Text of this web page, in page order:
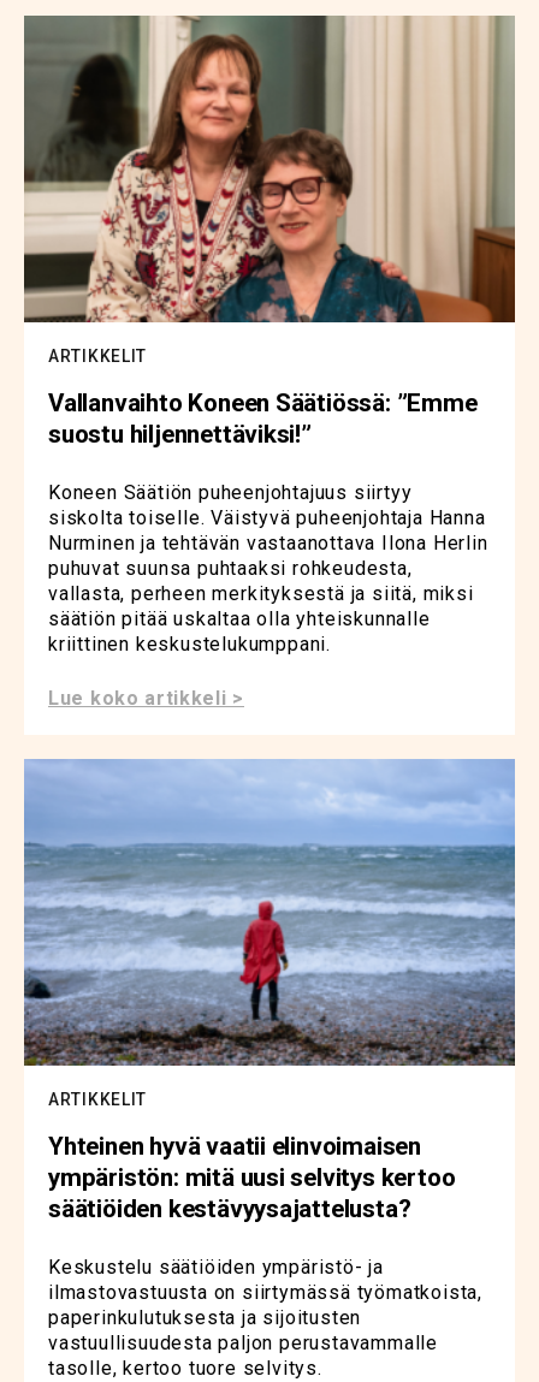
ARTIKKELIT
Vallanvaihto Koneen Säätiössä: ”Emme
suostu hiljennettäviksi!”
Koneen Säätiön puheenjohtajuus siirtyy
siskolta toiselle. Väistyvä puheenjohtaja Hanna
Nurminen ja tehtävän vastaanottava Ilona Herlin
puhuvat suunsa puhtaaksi rohkeudesta,
vallasta, perheen merkityksestä ja siitä, miksi
säätiön pitää uskaltaa olla yhteiskunnalle
kriittinen keskustelukumppani.
Lue koko artikkeli >
ARTIKKELIT
Yhteinen hyvä vaatii elinvoimaisen
ympäristön: mitä uusi selvitys kertoo
säätiöiden kestävyysajattelusta?
Keskustelu säätiöiden ympäristö- ja
ilmastovastuusta on siirtymässä työmatkoista,
paperinkulutuksesta ja sijoitusten
vastuullisuudesta paljon perustavammalle
tasolle, kertoo tuore selvitys.